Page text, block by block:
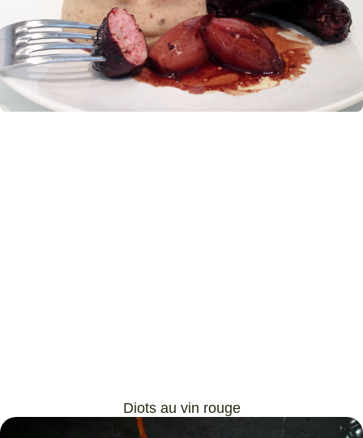
Diots au vin rouge